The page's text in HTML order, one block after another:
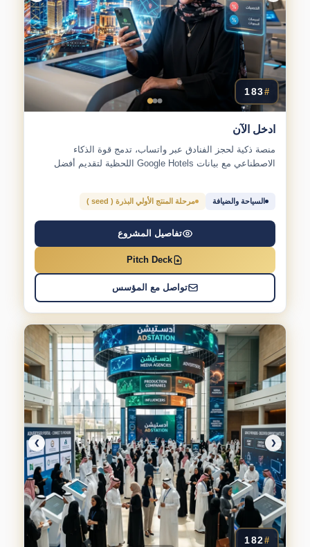
#
183
ادخل الآن
منصة ذكية لحجز الفنادق عبر واتساب، تدمج قوة الذكاء
الاصطناعي مع بيانات Google Hotels اللحظية لتقديم أفضل
السياحة والضيافة مرحلة المنتج الأولي البذرة ( seed )
تفاصيل المشروع
Pitch Deck
تواصل مع المؤسس
❮
❯
#
182